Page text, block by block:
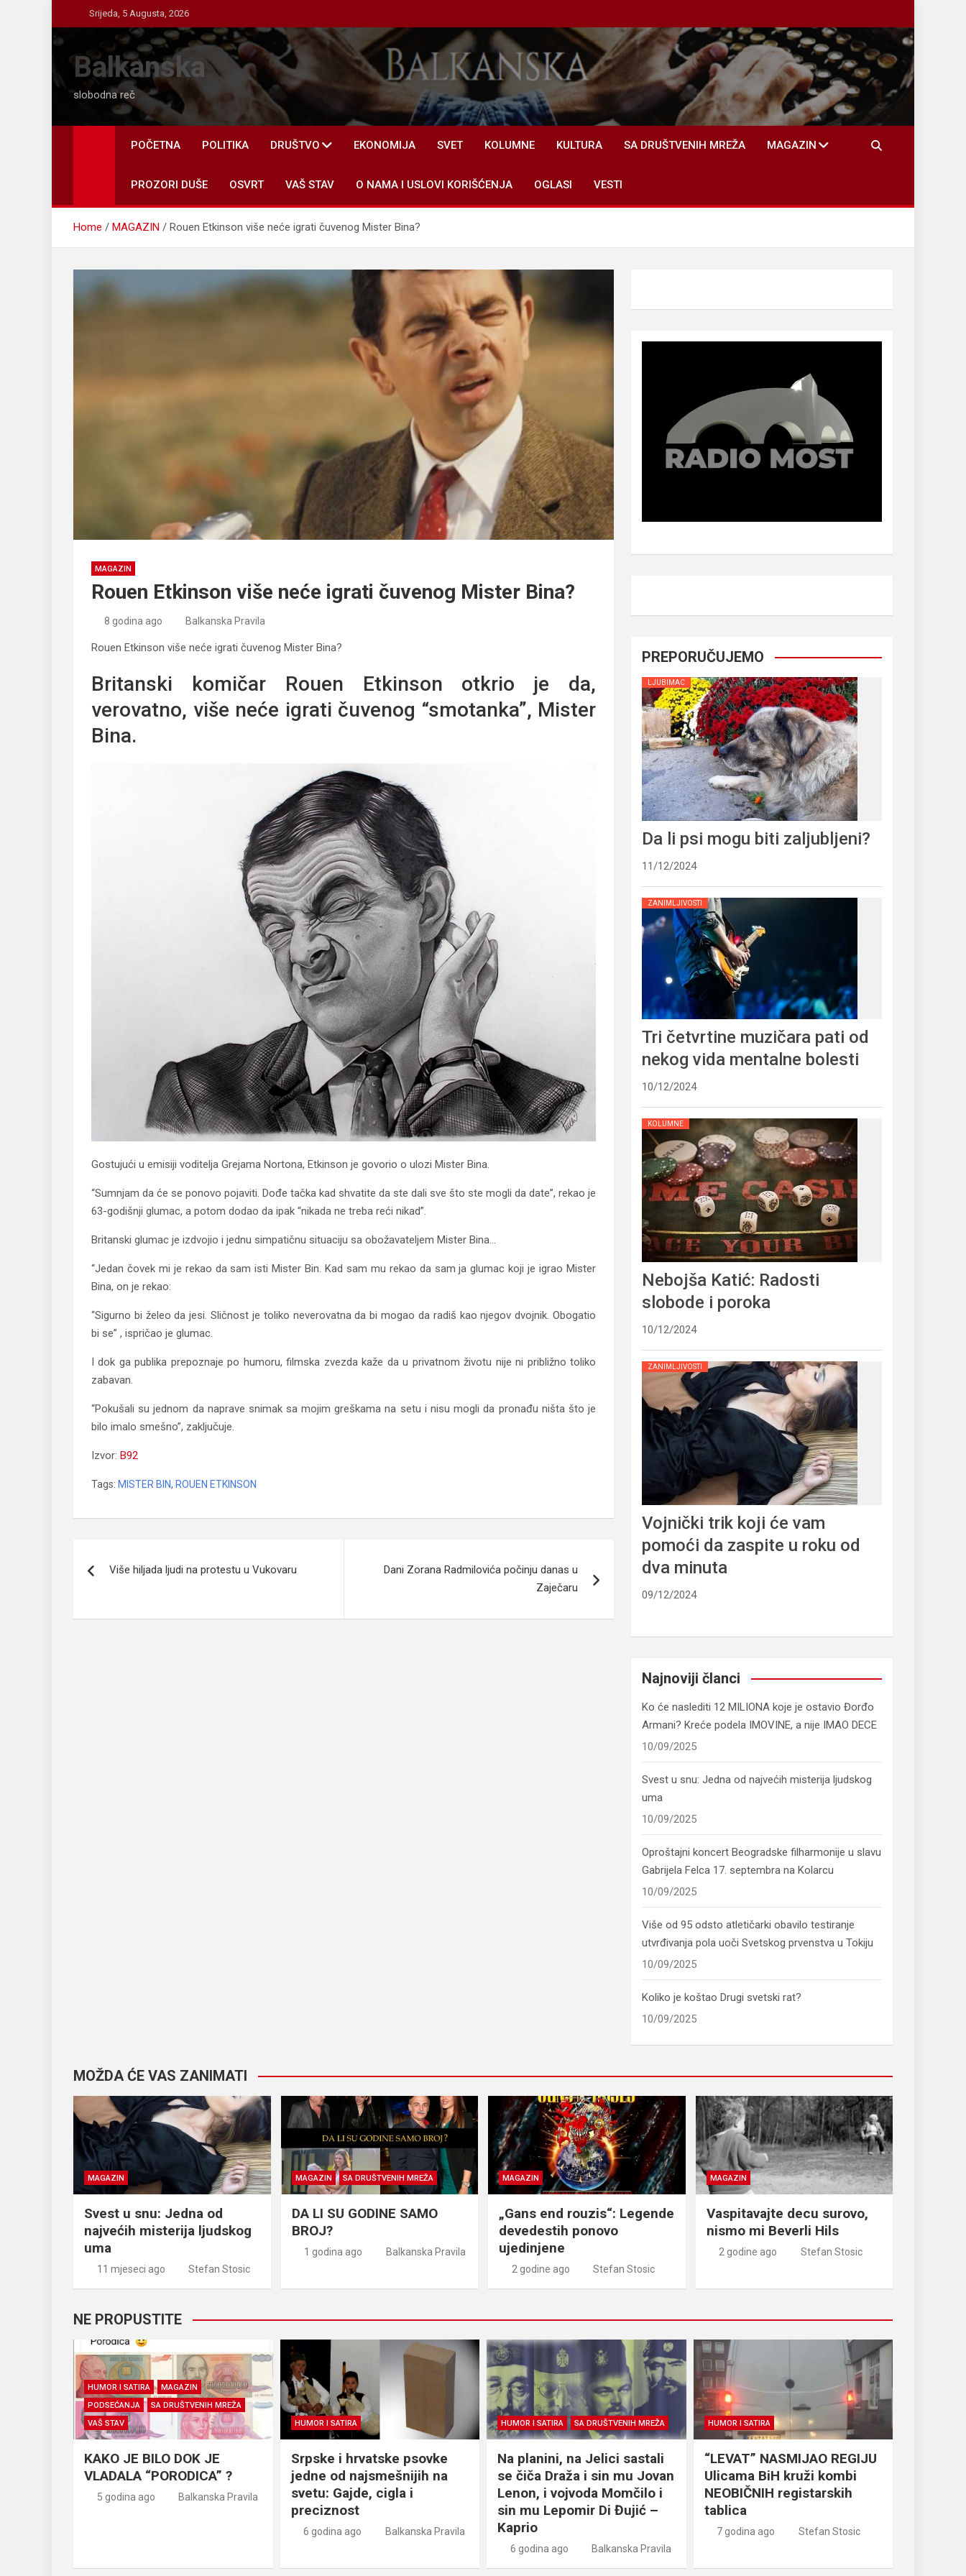
to
content
Srijeda, 5 Augusta, 2026
Balkanska
slobodna reč
POČETNA POLITIKA DRUŠTVO EKONOMIJA SVET KOLUMNE KULTURA SA DRUŠTVENIH MREŽA MAGAZIN
PROZORI DUŠE OSVRT VAŠ STAV O NAMA I USLOVI KORIŠĆENJA OGLASI VESTI
Home MAGAZIN Rouen Etkinson više neće igrati čuvenog Mister Bina?
MAGAZIN
Rouen Etkinson više neće igrati čuvenog Mister Bina?
8 godina ago Balkanska Pravila
Rouen Etkinson više neće igrati čuvenog Mister Bina?
Britanski komičar Rouen Etkinson otkrio je da,
verovatno, više neće igrati čuvenog “smotanka”, Mister
Bina.
Gostujući u emisiji voditelja Grejama Nortona, Etkinson je govorio o ulozi Mister Bina.
“Sumnjam da će se ponovo pojaviti. Dođe tačka kad shvatite da ste dali sve što ste mogli da date”, rekao je
63-godišnji glumac, a potom dodao da ipak “nikada ne treba reći nikad”.
Britanski glumac je izdvojio i jednu simpatičnu situaciju sa obožavateljem Mister Bina…
“Jedan čovek mi je rekao da sam isti Mister Bin. Kad sam mu rekao da sam ja glumac koji je igrao Mister
Bina, on je rekao:
“Sigurno bi želeo da jesi. Sličnost je toliko neverovatna da bi mogao da radiš kao njegov dvojnik. Obogatio
bi se” , ispričao je glumac.
I dok ga publika prepoznaje po humoru, filmska zvezda kaže da u privatnom životu nije ni približno toliko
zabavan.
“Pokušali su jednom da naprave snimak sa mojim greškama na setu i nisu mogli da pronađu ništa što je
bilo imalo smešno”, zaključuje.
Izvor: B92
Tags: MISTER BIN, ROUEN ETKINSON
članaka
Više hiljada ljudi na protestu u Vukovaru
Dani Zorana Radmilovića počinju danas u
Zaječaru
PREPORUČUJEMO
LJUBIMAC
Da li psi mogu biti zaljubljeni?
11/12/2024
ZANIMLJIVOSTI
Tri četvrtine muzičara pati od
nekog vida mentalne bolesti
10/12/2024
KOLUMNE
Nebojša Katić: Radosti
slobode i poroka
10/12/2024
ZANIMLJIVOSTI
Vojnički trik koji će vam
pomoći da zaspite u roku od
dva minuta
09/12/2024
Najnoviji članci
Ko će naslediti 12 MILIONA koje je ostavio Đorđo
Armani? Kreće podela IMOVINE, a nije IMAO DECE
10/09/2025
Svest u snu: Jedna od najvećih misterija ljudskog
uma
10/09/2025
Oproštajni koncert Beogradske filharmonije u slavu
Gabrijela Felca 17. septembra na Kolarcu
10/09/2025
Više od 95 odsto atletičarki obavilo testiranje
utvrđivanja pola uoči Svetskog prvenstva u Tokiju
10/09/2025
Koliko je koštao Drugi svetski rat?
10/09/2025
MOŽDA ĆE VAS ZANIMATI
MAGAZIN
Svest u snu: Jedna od
najvećih misterija ljudskog
uma
11 mjeseci ago Stefan Stosic
MAGAZIN SA DRUŠTVENIH MREŽA
DA LI SU GODINE SAMO
BROJ?
1 godina ago Balkanska Pravila
MAGAZIN
„Gans end rouzis“: Legende
devedestih ponovo
ujedinjene
2 godine ago Stefan Stosic
MAGAZIN
Vaspitavajte decu surovo,
nismo mi Beverli Hils
2 godine ago Stefan Stosic
NE PROPUSTITE
HUMOR I SATIRA
MAGAZIN
PODSEĆANJA
SA DRUŠTVENIH MREŽA
VAŠ STAV
KAKO JE BILO DOK JE
VLADALA “PORODICA” ?
5 godina ago Balkanska Pravila
HUMOR I SATIRA
Srpske i hrvatske psovke
jedne od najsmešnijih na
svetu: Gajde, cigla i
preciznost
6 godina ago Balkanska Pravila
HUMOR I SATIRA SA DRUŠTVENIH MREŽA
Na planini, na Jelici sastali
se čiča Draža i sin mu Jovan
Lenon, i vojvoda Momčilo i
sin mu Lepomir Di Đujić –
Kaprio
6 godina ago Balkanska Pravila
HUMOR I SATIRA
“LEVAT” NASMIJAO REGIJU
Ulicama BiH kruži kombi
NEOBIČNIH registarskih
tablica
7 godina ago Stefan Stosic